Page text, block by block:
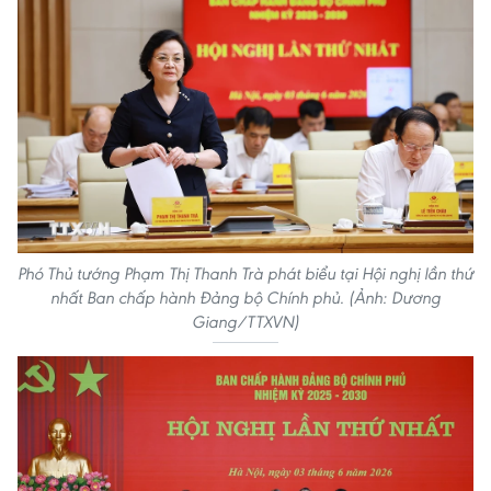
Phó Thủ tướng Phạm Thị Thanh Trà phát biểu tại Hội nghị lần thứ
nhất Ban chấp hành Đảng bộ Chính phủ. (Ảnh: Dương
Giang/TTXVN)